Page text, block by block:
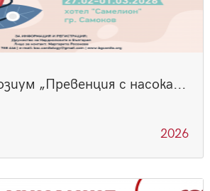
„Превенция с насока...
2026